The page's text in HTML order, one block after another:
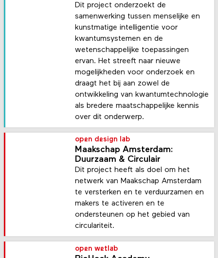
Dit project onderzoekt de
samenwerking tussen menselijke en
kunstmatige intelligentie voor
kwantumsystemen en de
wetenschappelijke toepassingen
ervan. Het streeft naar nieuwe
mogelijkheden voor onderzoek en
draagt het bij aan zowel de
ontwikkeling van kwantumtechnologie
als bredere maatschappelijke kennis
over dit onderwerp.
open design lab
Maakschap Amsterdam:
Duurzaam & Circulair
Dit project heeft als doel om het
netwerk van Maakschap Amsterdam
te versterken en te verduurzamen en
makers te activeren en te
ondersteunen op het gebied van
circulariteit.
open wetlab